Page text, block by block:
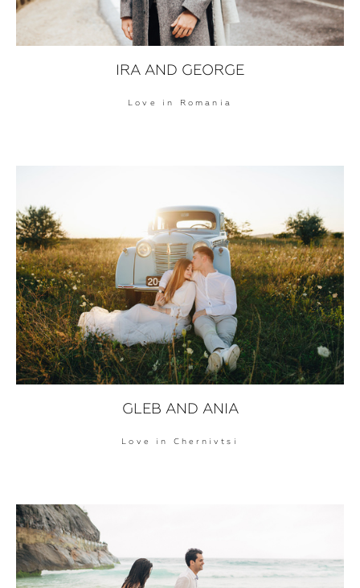
IRA AND GEORGE
Love in Romania
GLEB AND ANIA
Love in Chernivtsi